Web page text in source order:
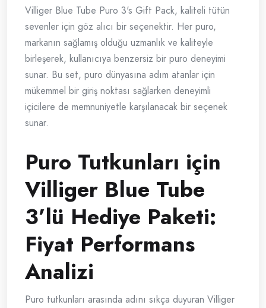
Villiger Blue Tube Puro 3's Gift Pack, kaliteli tütün
sevenler için göz alıcı bir seçenektir. Her puro,
markanın sağlamış olduğu uzmanlık ve kaliteyle
birleşerek, kullanıcıya benzersiz bir puro deneyimi
sunar. Bu set, puro dünyasına adım atanlar için
mükemmel bir giriş noktası sağlarken deneyimli
içicilere de memnuniyetle karşılanacak bir seçenek
sunar.
Puro Tutkunları için
Villiger Blue Tube
3’lü Hediye Paketi:
Fiyat Performans
Analizi
Puro tutkunları arasında adını sıkça duyuran Villiger